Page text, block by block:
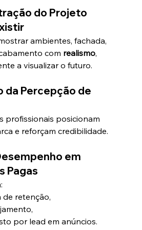
do Projeto
ambientes, fachada,
com realismo,
a visualizar o futuro.
da Percepção de
profissionais posicionam
e reforçam credibilidade.
em
Pagas
de retenção,
por lead em anúncios.